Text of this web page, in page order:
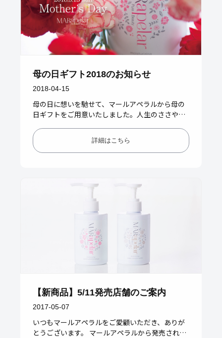
母の日ギフト2018のお知らせ
2018-04-15
母の日に想いを馳せて、マールアペラルから母の
日ギフトをご用意いたしました。人生のささやか
れた「モイスチャライジングハ…
詳細はこちら
【新商品】5/11発売店舗のご案内
2017-05-07
いつもマールアペラルをご愛顧いただき、ありが
とうございます。 マールアペラルから発売される